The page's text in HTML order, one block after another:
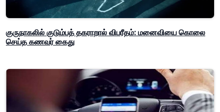
குருநாகலில் குடும்பத் தகராறால் விபரீதம்: மனைவியை கொலை
செய்த கணவர் கைது